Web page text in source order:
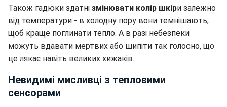
Також гадюки здатні змінювати колір шкіри залежно
від температури - в холодну пору вони темнішають,
щоб краще поглинати тепло. А в разі небезпеки
можуть вдавати мертвих або шипіти так голосно, що
це лякає навіть великих хижаків.
Невидимі мисливці з тепловими
сенсорами